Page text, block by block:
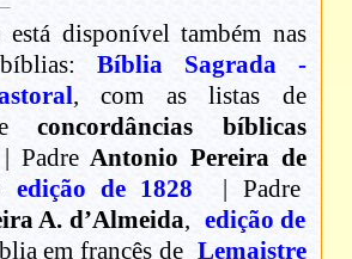
está disponível também nas
Bíblia Sagrada -
, com as listas de
econcordâncias bíblicas
PadreAntonio Pereira de
edição de 1828 | Padre
A. d’Almeida, edição de
em francês de Lemaistre